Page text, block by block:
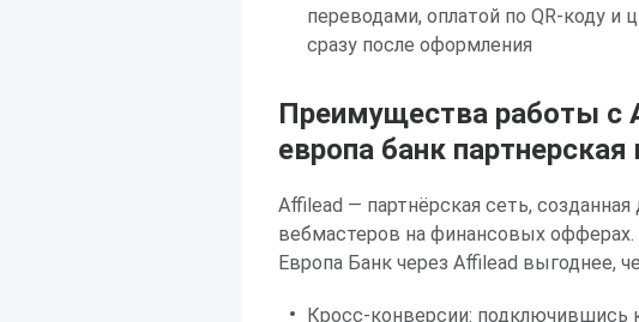
переводами, оплатой по QR-коду и
сразу после оформления
Преимущества работы с
европа банк
Affilead — партнёрская сеть,
вебмастеров на финансовых
Европа Банк через Affilead выгоднее,
Кросс-конверсии: подключившись